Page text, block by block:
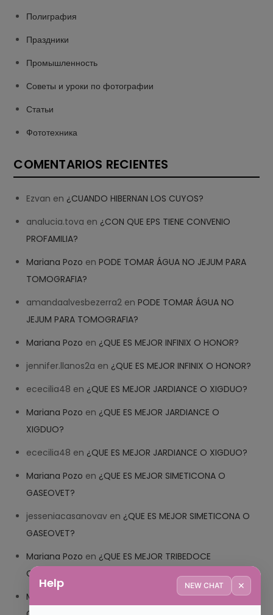
Полиграфия
Праздники
Промышленность
Советы и уроки по фотографии
Статьи
Фототехника
COMENTARIOS RECIENTES
Ezvan en ¿CUANDO HIBERNAN LOS CUYOS?
analucia.tova en ¿CON QUE EPS TIENE CONVENIO
PROFAMILIA?
Mariana Pozo enPODE TOMAR ÁGUA NO JEJUM PARA
TOMOGRAFIA?
amandaalvesbezerra2 enPODE TOMAR ÁGUA NO
JEJUM PARA TOMOGRAFIA?
Mariana Pozo en ¿QUE ES MEJOR INFINIX O HONOR?
jennifer.llanos2a en ¿QUE ES MEJOR INFINIX O HONOR?
ececilia48 en ¿QUE ES MEJOR JARDIANCE O XIGDUO?
Mariana Pozo en ¿QUE ES MEJOR JARDIANCE O
XIGDUO?
ececilia48 en ¿QUE ES MEJOR JARDIANCE O XIGDUO?
Mariana Pozo en ¿QUE ES MEJOR SIMETICONA O
GASEOVET?
jesseniacasanovav en ¿QUE ES MEJOR SIMETICONA O
GASEOVET?
Mariana Pozo en ¿QUE ES MEJOR TRIBEDOCE
COMPUESTO O TRIBEDOCE DX?
Mariana Pozo
¿QUE ES MEJOR TRIBEDOCE
Help NEW CHAT ✕